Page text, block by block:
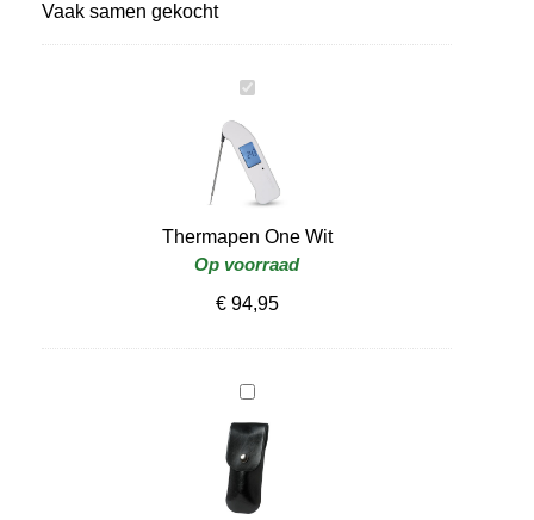
Vaak samen gekocht
T
e
r
m
a
p
O
e
W
i
t
Thermapen One Wit
Op voorraad
€94,95
T
h
e
r
m